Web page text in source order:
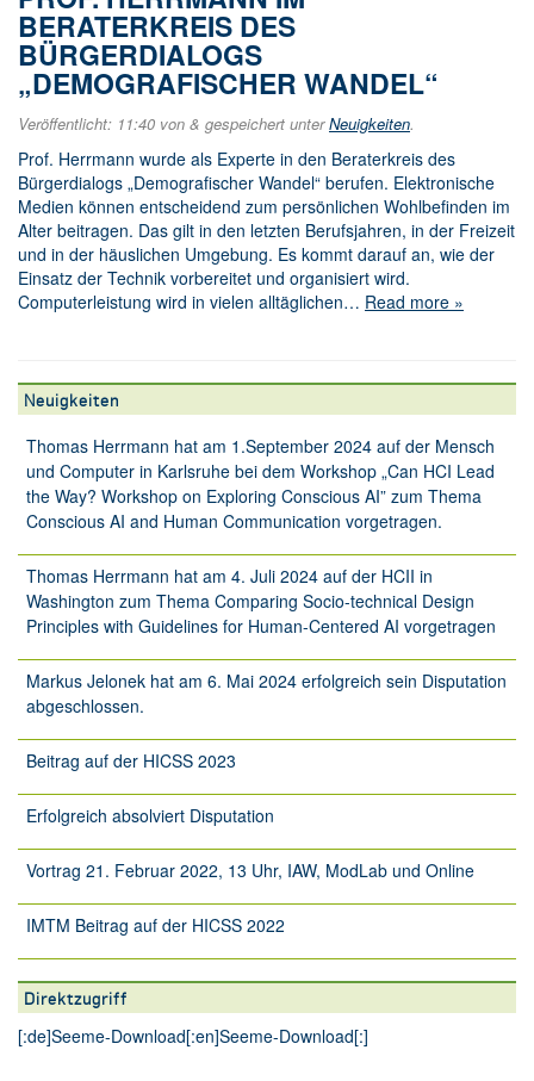
BERATERKREIS DES
BÜRGERDIALOGS
„DEMOGRAFISCHER WANDEL“
Veröffentlicht: 11:40 von & gespeichert unterNeuigkeiten.
Prof. Herrmann wurde als Experte in den Beraterkreis des
Bürgerdialogs „Demografischer Wandel“ berufen. Elektronische
Medien können entscheidend zum persönlichen Wohlbefinden im
Alter beitragen. Das gilt in den letzten Berufsjahren, in der Freizeit
und in der häuslichen Umgebung. Es kommt darauf an, wie der
Einsatz der Technik vorbereitet und organisiert wird.
Computerleistung wird in vielen alltäglichen… Read more »
Neuigkeiten
Thomas Herrmann hat am 1.September 2024 auf der Mensch
und Computer in Karlsruhe bei dem Workshop „Can HCI Lead
the Way? Workshop on Exploring Conscious AI” zum Thema
Conscious AI and Human Communication vorgetragen.
Thomas Herrmann hat am 4. Juli 2024 auf der HCII in
Washington zum Thema Comparing Socio-technical Design
Principles with Guidelines for Human-Centered AI vorgetragen
Markus Jelonek hat am 6. Mai 2024 erfolgreich sein Disputation
abgeschlossen.
Beitrag auf der HICSS 2023
Erfolgreich absolviert Disputation
Vortrag 21. Februar 2022, 13 Uhr, IAW, ModLab und Online
IMTM Beitrag auf der HICSS 2022
Direktzugriff
[:de]Seeme-Download[:en]Seeme-Download[:]